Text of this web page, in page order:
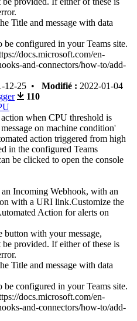
Title and message with data
configured in your Teams site.
docs.microsoft.com/en-
and-connectors/how-to/add-
12-25 • Modifié : 2022-01-04
110
when CPU threshold is
on machine condition'
action triggered from high
in the configured Teams
be clicked to open the console
an Incoming Webhook, with an
with a URI link.Customize the
Action for alerts on
with your message,
provided. If either of these is
Title and message with data
configured in your Teams site.
docs.microsoft.com/en-
and-connectors/how-to/add-